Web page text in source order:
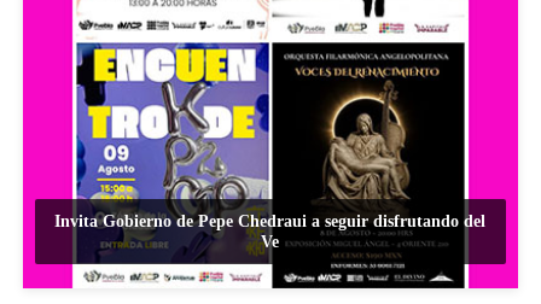
Invita Gobierno de Pepe Chedraui a seguir disfrutando del
Ve